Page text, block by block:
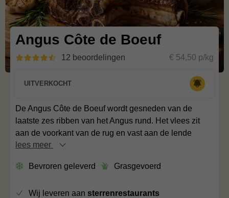
Angus Côte de Boeuf
12 beoordelingen € 54,50 p/kg
De Angus Côte de Boeuf wordt gesneden van de
laatste zes ribben van het Angus rund. Het vlees zit
aan de voorkant van de rug en vast aan de lende
lees meer
Bevroren geleverd Grasgevoerd
UITVERKOCHT
Wij leveren aan sterrenrestaurants